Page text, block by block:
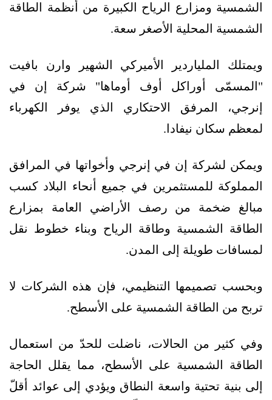
الشمسية ومزارع الرياح الكبيرة من أنظمة الطاقة
الشمسية المحلية الأصغر سعة.
ويمتلك الملياردير الأميركي الشهير وارن بافيت
"المسمّى أوراكل أوف أوماها" شركة إن في
إنرجي، المرفق الاحتكاري الذي يوفر الكهرباء
لمعظم سكان نيفادا.
ويمكن لشركة إن في إنرجي وأخواتها في المرافق
المملوكة للمستثمرين في جميع أنحاء البلاد كسب
مبالغ ضخمة من رصف الأراضي العامة بمزارع
الطاقة الشمسية وطاقة الرياح وبناء خطوط نقل
لمسافات طويلة إلى المدن.
وبحسب تصميمها التنظيمي، فإن هذه الشركات لا
تربح من الطاقة الشمسية على الأسطح.
وفي كثير من الحالات، ناضلت للحدّ من استعمال
الطاقة الشمسية على الأسطح، مما يقلل الحاجة
إلى بنية تحتية واسعة النطاق ويؤدي إلى عوائد أقلّ